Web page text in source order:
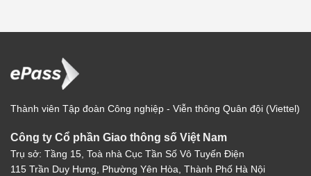
Thành viên Tập đoàn Công nghiệp - Viễn thông Quân đội (Viettel)
Công ty Cổ phần Giao thông số Việt Nam
Trụ sở: Tầng 15, Toà nhà Cục Tần Số Vô Tuyến Điện
115 Trần Duy Hưng, Phường Yên Hòa, Thành Phố Hà Nội